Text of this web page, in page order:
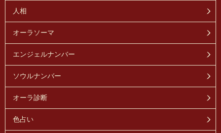
人相
オーラソーマ
エンジェルナンバー
ソウルナンバー
オーラ診断
色占い